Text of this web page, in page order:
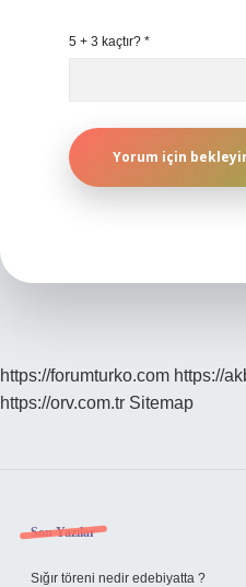
5 + 3 kaçtır? *
https://forumturko.com https://
https://orv.com.tr Sitemap
Sidebar
Son Yazılar
Sığır töreni nedir edebiyatta ?